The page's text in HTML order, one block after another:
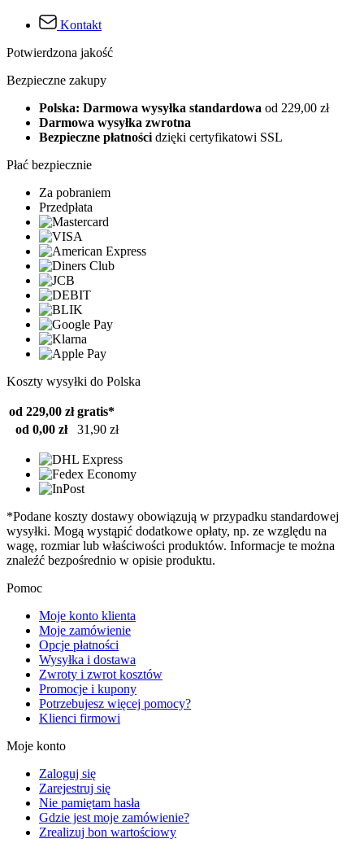
Kontakt
Potwierdzona jakość
Bezpieczne zakupy
Polska: Darmowa wysyłka standardowa od 229,00 zł
Darmowa wysyłka zwrotna
Bezpieczne płatności dzięki certyfikatowi SSL
Płać bezpiecznie
Za pobraniem
Przedpłata
Koszty wysyłki do Polska
od 229,00 zł gratis*
od 0,00 zł
31,90 zł
*Podane koszty dostawy obowiązują w przypadku standardowej
wysyłki. Mogą wystąpić dodatkowe opłaty, np. ze względu na
wagę, rozmiar lub właściwości produktów. Informacje te można
znaleźć bezpośrednio w opisie produktu.
Pomoc
Moje konto klienta
Moje zamówienie
Opcje płatności
Wysyłka i dostawa
Zwroty i zwrot kosztów
Promocje i kupony
Potrzebujesz więcej pomocy?
Klienci firmowi
Moje konto
Zaloguj się
Zarejestruj się
Nie pamiętam hasła
Gdzie jest moje zamówienie?
Zrealizuj bon wartościowy